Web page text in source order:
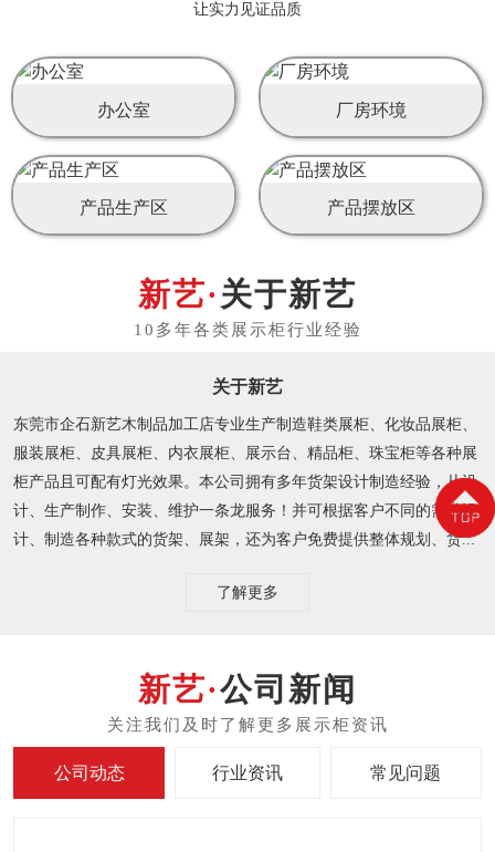
让实力见证品质
办公室 厂房环境
产品生产区 产品摆放区
关于新艺
关于新艺
东莞市企石新艺木制品加工店专业生产制造鞋类展柜、化妆品展柜、
服装展柜、皮具展柜、内衣展柜、展示台、精品柜、珠宝柜等各种展
柜产品且可配有灯光效果。本公司拥有多年货架设计制造经验，从设
计、生产制作、安装、维护一条龙服务！并可根据客户不同的需求设
计、制造各种款式的货架、展架，还为客户免费提供整体规划、货...
了解更多
公司新闻
公司动态 行业资讯 常见问题